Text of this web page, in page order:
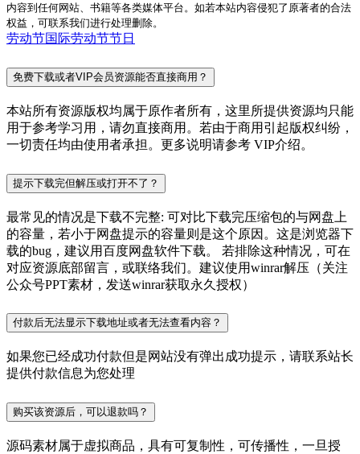
内容到任何网站、书籍等各类媒体平台。如若本站内容侵犯了原著者的合法
权益，可联系我们进行处理删除。
劳动节国际劳动节节日
免费下载或者VIP会员资源能否直接商用？
本站所有资源版权均属于原作者所有，这里所提供资源均只能
用于参考学习用，请勿直接商用。若由于商用引起版权纠纷，
一切责任均由使用者承担。更多说明请参考 VIP介绍。
提示下载完但解压或打开不了？
最常见的情况是下载不完整: 可对比下载完压缩包的与网盘上
的容量，若小于网盘提示的容量则是这个原因。这是浏览器下
载的bug，建议用百度网盘软件下载。 若排除这种情况，可在
对应资源底部留言，或联络我们。建议使用winrar解压（关注
公众号PPT素材，发送winrar获取永久授权）
付款后无法显示下载地址或者无法查看内容？
如果您已经成功付款但是网站没有弹出成功提示，请联系站长
提供付款信息为您处理
购买该资源后，可以退款吗？
源码素材属于虚拟商品，具有可复制性，可传播性，一旦授